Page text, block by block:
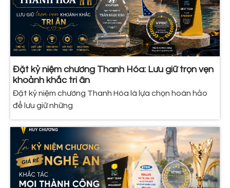
Đặt kỷ niệm chương Thanh Hóa: Lưu giữ trọn vẹn
khoảnh khắc tri ân
Đặt kỷ niệm chương Thanh Hóa là lựa chọn hoàn hảo
để lưu giữ những